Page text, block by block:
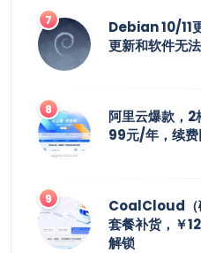
Debian 10/11
更新和软件无
阿里云爆款，2
99元/年，续费
CoalCloud（
套餐补货，￥
解锁